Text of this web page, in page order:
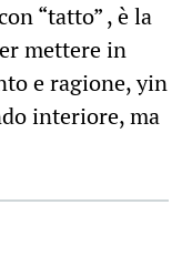
“tatto” , è la
mettere in
e ragione, yin
interiore, ma